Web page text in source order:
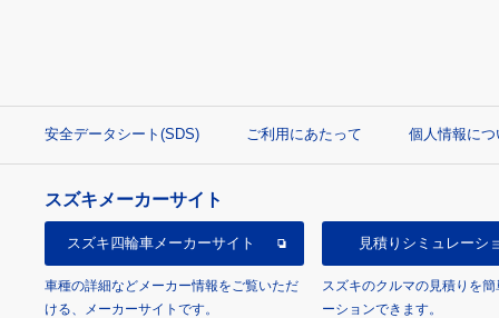
安全データシート(SDS) ご利用にあたって 個人情報につ
スズキメーカーサイト
スズキ四輪車メーカーサイト
車種の詳細などメーカー情報をご覧いただ
ける、メーカーサイトです。
見積り シミュレーシ
スズキのクルマの見積りを
ーションできます。